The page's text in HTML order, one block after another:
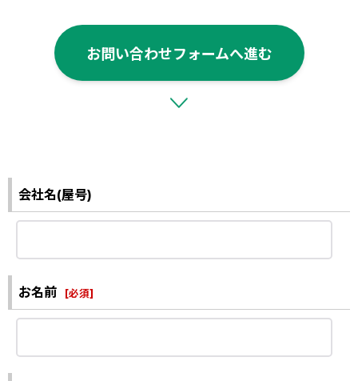
お問い合わせフォームへ進む
会社名(屋号)
お名前 [必須]